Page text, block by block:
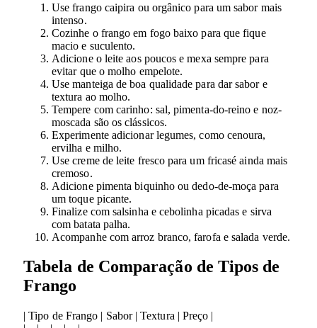
Use frango caipira ou orgânico para um sabor mais
intenso.
Cozinhe o frango em fogo baixo para que fique
macio e suculento.
Adicione o leite aos poucos e mexa sempre para
evitar que o molho empelote.
Use manteiga de boa qualidade para dar sabor e
textura ao molho.
Tempere com carinho: sal, pimenta-do-reino e noz-
moscada são os clássicos.
Experimente adicionar legumes, como cenoura,
ervilha e milho.
Use creme de leite fresco para um fricasé ainda mais
cremoso.
Adicione pimenta biquinho ou dedo-de-moça para
um toque picante.
Finalize com salsinha e cebolinha picadas e sirva
com batata palha.
Acompanhe com arroz branco, farofa e salada verde.
Tabela de Comparação de Tipos de
Frango
| Tipo de Frango | Sabor | Textura | Preço |